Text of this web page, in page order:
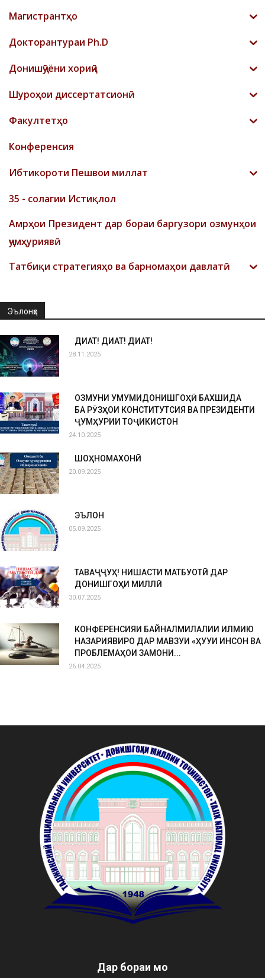
Магистрантҳо
Докторантураи Ph.D
Донишҷӯёни хориҷӣ
Шyроҳои диссертатсионӣ
Факултетҳо
Конференсия
Ибтикороти Пешвои миллат
35 - солагии Истиқлол
Амрҳои Президент дар бораи баргузори озмунҳои
ҷумҳуриявӣ
Татбиқи стратегияҳо ва барномаҳои давлатӣ
Эълонҳо
ДИҚҚАТ! ДИҚҚАТ! ДИҚҚАТ!
28.11.2025
ОЗМУНИ УМУМИДОНИШГОҲӢ БАХШИДА
БА РӮЗҲОИ КОНСТИТУТСИЯ ВА ПРЕЗИДЕНТИ
ҶУМҲУРИИ ТОҶИКИСТОН
24.10.2025
ШОҲНОМАХОНӢ
20.09.2025
ЭЪЛОН
05.09.2025
ТАВАҶҶУҲ! НИШАСТИ МАТБУОТӢ ДАР
ДОНИШГОҲИ МИЛЛӢ
30.07.2025
КОНФЕРЕНСИЯИ БАЙНАЛМИЛАЛИИ ИЛМИЮ
НАЗАРИЯВИРО ДАР МАВЗУИ «ҲУҚУҚИ ИНСОН ВА
ПРОБЛЕМАҲОИ ЗАМОНИ...
26.04.2025
Дар бораи мо